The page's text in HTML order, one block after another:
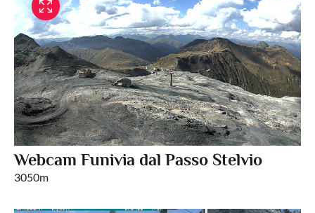
Webcam Funivia dal Passo Stelvio
3050m